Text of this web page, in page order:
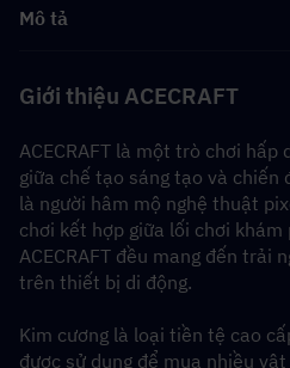
Mô tả
Giới thiệu ACECRAFT
ACECRAFT là một trò chơi hấp
giữa chế tạo sáng tạo và chiến
là người hâm mộ nghệ thuật
chơi kết hợp giữa lối chơi
ACECRAFT đều mang đến trải
trên thiết bị di động.
Kim cương là loại tiền tệ cao
được sử dụng để mua nhiều